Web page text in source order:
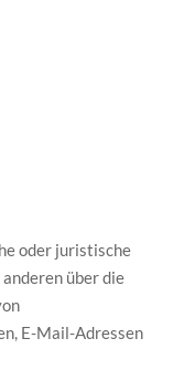
oder juristische
über die
E-Mail-Adressen